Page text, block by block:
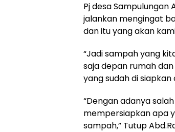
Pj desa Sampulungan
jalankan mengingat
dan itu yang akan
“Jadi sampah yang
saja depan rumah
yang sudah di
“Dengan adanya
mempersiapkan apa
sampah,” Tutup